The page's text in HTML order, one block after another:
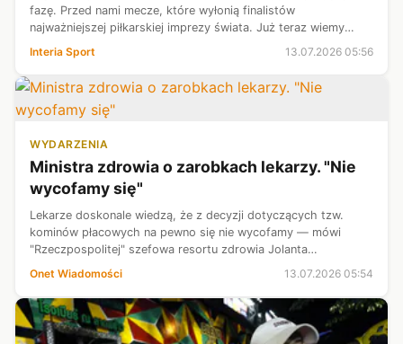
fazę. Przed nami mecze, które wyłonią finalistów
najważniejszej piłkarskiej imprezy świata. Już teraz wiemy
historycznego. Został na nim bowiem pobi...
Interia Sport 13.07.2026 05:56
WYDARZENIA
Ministra zdrowia o zarobkach lekarzy. "Nie
wycofamy się"
Lekarze doskonale wiedzą, że z decyzji dotyczących tzw.
kominów płacowych na pewno się nie wycofamy — mówi
"Rzeczpospolitej" szefowa resortu zdrowia Jolanta
Sobierańska-Grenda.
Onet Wiadomości 13.07.2026 05:54